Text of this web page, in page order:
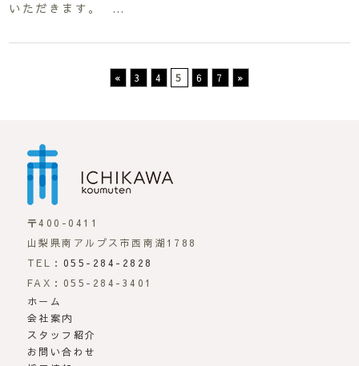
いただきます。 …
« 3 4 5 6 7 »
〒400-0411
山梨県南アルプス市西南湖1788
TEL： 055-284-2828
FAX：055-284-3401
ホーム
会社案内
スタッフ紹介
お問い合わせ